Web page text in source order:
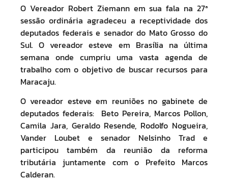
O Vereador Robert Ziemann em sua fala na 27ª
sessão ordinária agradeceu a receptividade dos
deputados federais e senador do Mato Grosso do
Sul. O vereador esteve em Brasília na última
semana onde cumpriu uma vasta agenda de
trabalho com o objetivo de buscar recursos para
Maracaju.
O vereador esteve em reuniões no gabinete de
deputados federais: Beto Pereira, Marcos Pollon,
Camila Jara, Geraldo Resende, Rodolfo Nogueira,
Vander Loubet e senador Nelsinho Trad e
participou também da reunião da reforma
tributária juntamente com o Prefeito Marcos
Calderan.